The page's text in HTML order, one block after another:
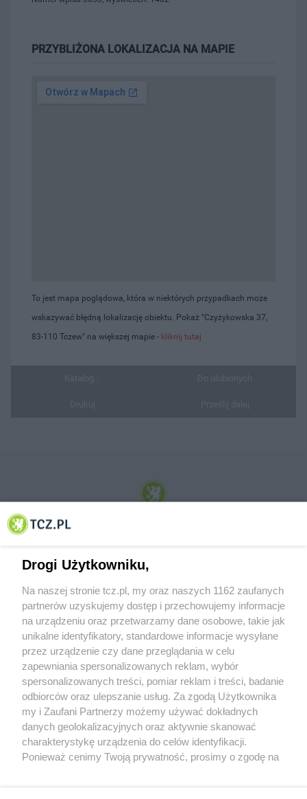
PRZYBLIŻONA LOKALIZACJA NA MAPIE
To jest mapa poglądowa, która w niektórych przypadkach może
wskazywać błędną lokalizację obiektu. Pokaż "Czyżykowska 37,
83-110 Tczew" na większej mapie - kliknij tutaj
© 2001-2026 Tczew - TCZ.PL Sp. z o.o. Internetowy Serwis Informacyjny Miasta
O FIRMIE POLITYKA PRYWATNOŚCI HOSTING
REKLAMA WSPÓŁPRACA RSS FACEBOOK KONTAKT
Nasze serwisy
Aktualności
Tcz24
Muzyka i kultura
Archiwum wydarzeń
Drogi Użytkowniku,
Na naszej stronie tcz.pl, my oraz naszych 1162 zaufanych
partnerów uzyskujemy dostęp i przechowujemy informacje
na urządzeniu oraz przetwarzamy dane osobowe, takie jak
unikalne identyfikatory, standardowe informacje wysyłane
przez urządzenie czy dane przeglądania w celu
zapewniania spersonalizowanych reklam, wybór
spersonalizowanych treści, pomiar reklam i treści, badanie
odbiorców oraz ulepszanie usług. Za zgodą Użytkownika
my i Zaufani Partnerzy możemy używać dokładnych
danych geolokalizacyjnych oraz aktywnie skanować
charakterystykę urządzenia do celów identyfikacji.
Ponieważ cenimy Twoją prywatność, prosimy o zgodę na